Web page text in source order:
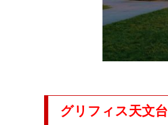
グリフィス天文台